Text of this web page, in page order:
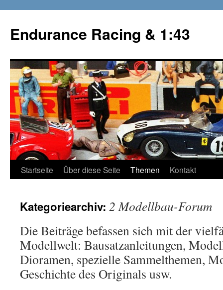
springen
Endurance Racing & 1:43
Startseite Über diese Seite Themen Kontakt
Kategoriearchiv: 2 Modellbau-Forum
Die Beiträge befassen sich mit der
Modellwelt: Bausatzanleitungen,
Dioramen, spezielle Sammelthemen,
Geschichte des Originals usw.